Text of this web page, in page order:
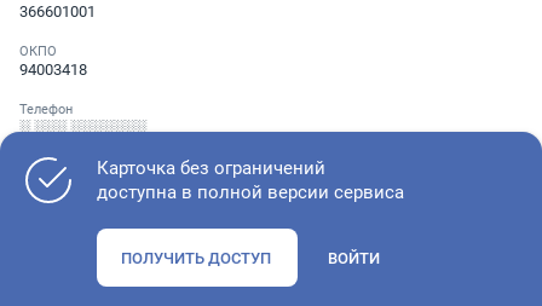
366601001
ОКПО
94003418
Телефон
░ ░░░ ░░░░░░░
Проверьте учредительные документы, адрес регистрации и
Карточка без ограничений
доступна в полной версии сервиса
ПОЛУЧИТЬ ДОСТУП ВОЙТИ